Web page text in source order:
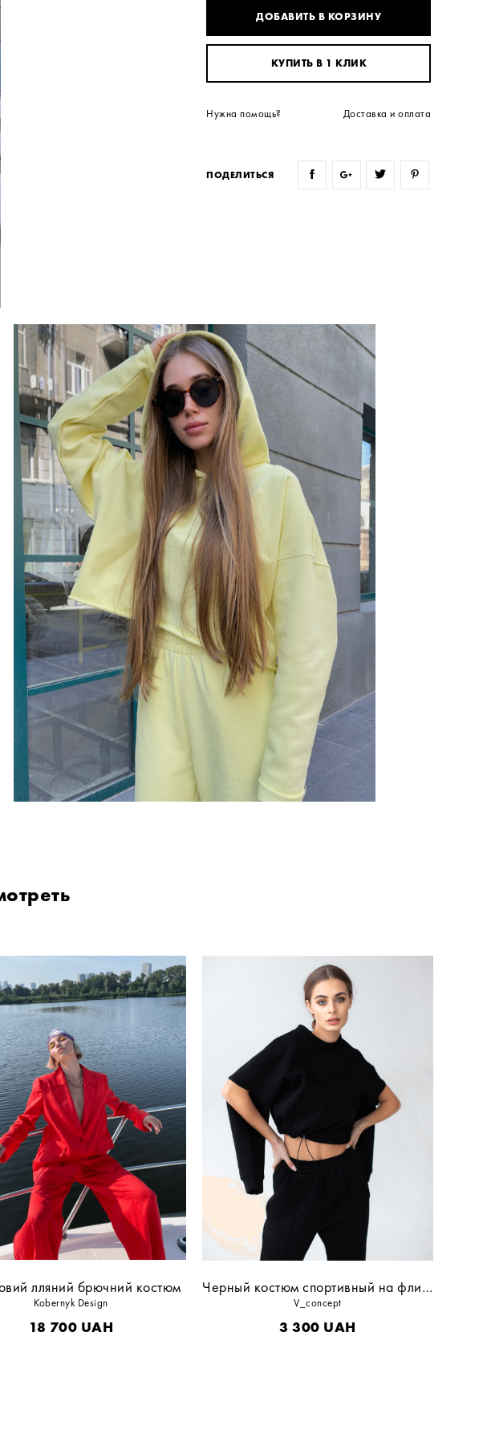
ДОБАВИТЬ В КОРЗИНУ
КУПИТЬ В 1 КЛИК
Доставка и оплата
Нужна помощь?
ПОДЕЛИТЬСЯ
лляний брючний костюм
Kobernyk Design
18 700 UAH
Черный костюм спортивный на флисе
V_concept
3 300 UAH